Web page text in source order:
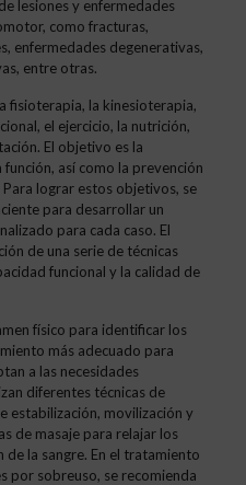
lesiones y enfermedades
como fracturas,
enfermedades degenerativas,
entre otras.
fisioterapia, la kinesioterapia,
el ejercicio, la nutrición,
El objetivo es la
así como la prevención
Para lograr estos objetivos, se
para desarrollar un
para cada caso. El
de una serie de técnicas
funcional y la calidad de
físico para identificar los
más adecuado para
a las necesidades
diferentes técnicas de
estabilización, movilización y
de masaje para relajar los
de la sangre. En el tratamiento
por sobreuso, se recomienda